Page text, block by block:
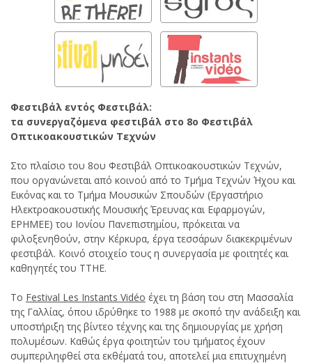
Φεστιβάλ εντός Φεστιβάλ:
τα συνεργαζόμενα φεστιβάλ στο 8ο Φεστιβάλ
Οπτικοακουστικών Τεχνών
Στο πλαίσιο του 8ου Φεστιβάλ Οπτικοακουστικών Τεχνών,
που οργανώνεται από κοινού από το Τμήμα Τεχνών Ήχου και
Εικόνας και το Τμήμα Μουσικών Σπουδών (Εργαστήριο
Ηλεκτροακουστικής Μουσικής Έρευνας και Εφαρμογών,
ΕΡΗΜΕΕ) του Ιονίου Πανεπιστημίου, πρόκειται να
φιλοξενηθούν, στην Κέρκυρα, έργα τεσσάρων διακεκριμένων
φεστιβάλ. Κοινό στοιχείο τους η συνεργασία με φοιτητές και
καθηγητές του ΤΤΗΕ.
Το Festival Les Instants Vidéo έχει τη βάση του στη Μασσαλία
της Γαλλίας, όπου ιδρύθηκε το 1988 με σκοπό την ανάδειξη και
υποστήριξη της βίντεο τέχνης και της δημιουργίας με χρήση
πολυμέσων. Καθώς έργα φοιτητών του τμήματος έχουν
συμπεριληφθεί στα εκθέματά του, αποτελεί μια επιτυχημένη